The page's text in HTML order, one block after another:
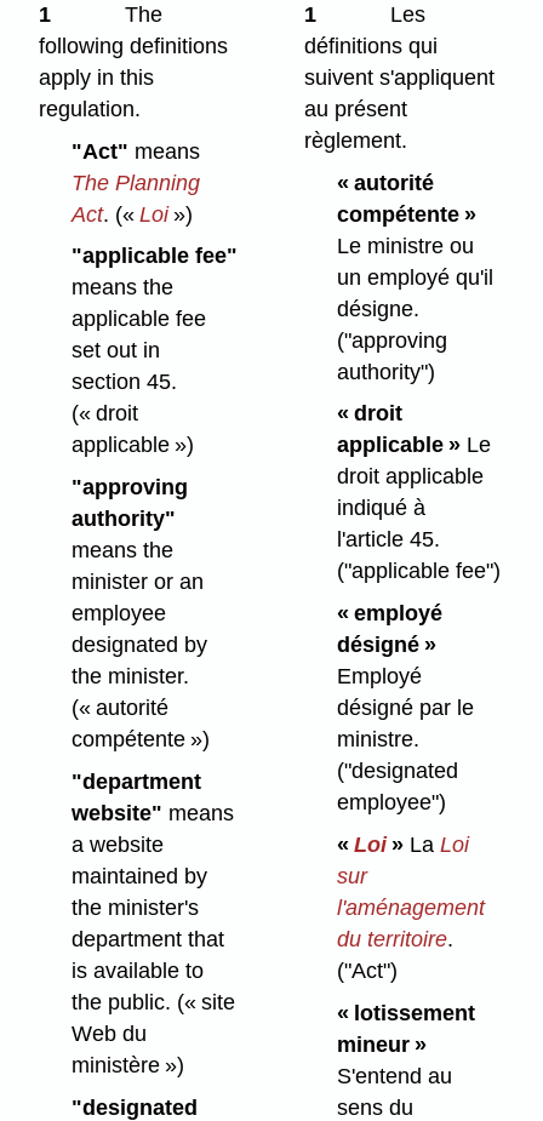
1
The
following definitions
apply in this
regulation.
"Act" means
The Planning
Act. (« Loi»)
"applicable fee"
means the
applicable fee
set out in
section 45.
(« droit
applicable »)
"approving
authority"
means the
minister or an
employee
designated by
the minister.
(« autorité
compétente »)
"department
website" means
a website
maintained by
the minister's
department that
is available to
the public. (« site
Web du
ministère »)
"designated
1
Les
définitions qui
suivent s'appliquent
au présent
règlement.
« autorité
compétente »
Le ministre ou
un employé qu'il
désigne.
("approving
authority")
« droit
applicable »Le
droit applicable
indiqué à
l'article 45.
("applicable fee")
« employé
désigné »
Employé
désigné par le
ministre.
("designated
employee")
« Loi»La Loi
sur
l'aménagement
du territoire.
("Act")
« lotissement
mineur »
S'entend au
sens du